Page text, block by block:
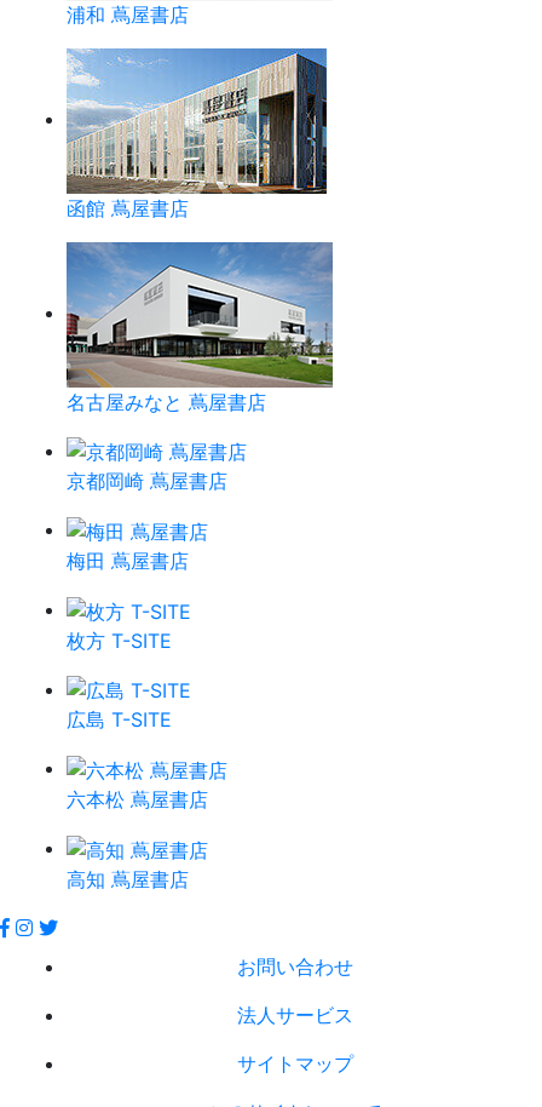
浦和 蔦屋書店
函館 蔦屋書店
名古屋みなと 蔦屋書店
京都岡崎 蔦屋書店
梅田 蔦屋書店
枚方 T-SITE
広島 T-SITE
六本松 蔦屋書店
高知 蔦屋書店
お問い合わせ
法人サービス
サイトマップ